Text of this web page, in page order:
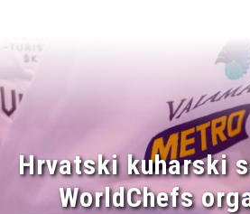
Hrvatski kuharski
WorldChefs